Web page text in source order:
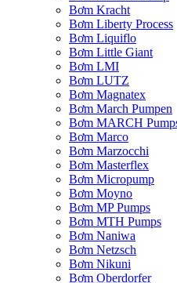
Bơm Kracht
Bơm Liberty Process
Bơm Liquiflo
Bơm Little Giant
Bơm LMI
Bơm LUTZ
Bơm Magnatex
Bơm March Pumpen
Bơm MARCH
Bơm Marco
Bơm Marzocchi
Bơm Masterflex
Bơm Micropump
Bơm Moyno
Bơm MP Pumps
Bơm MTH Pumps
Bơm Naniwa
Bơm Netzsch
Bơm Nikuni
Bơm Oberdorfer